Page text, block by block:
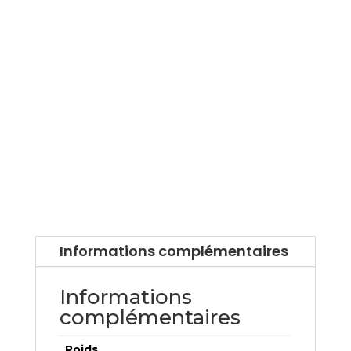
Informations complémentaires
Informations
complémentaires